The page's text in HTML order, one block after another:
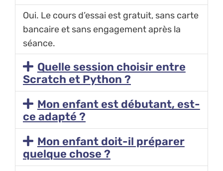
Oui. Le cours d’essai est gratuit, sans carte
bancaire et sans engagement après la
séance.
Quelle session choisir entre
Scratch et Python ?
Mon enfant est débutant, est-
ce adapté ?
Mon enfant doit-il préparer
quelque chose ?